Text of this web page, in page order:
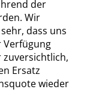
der
Wir
dass uns
Verfügung
zuversichtlich,
Ersatz
wieder